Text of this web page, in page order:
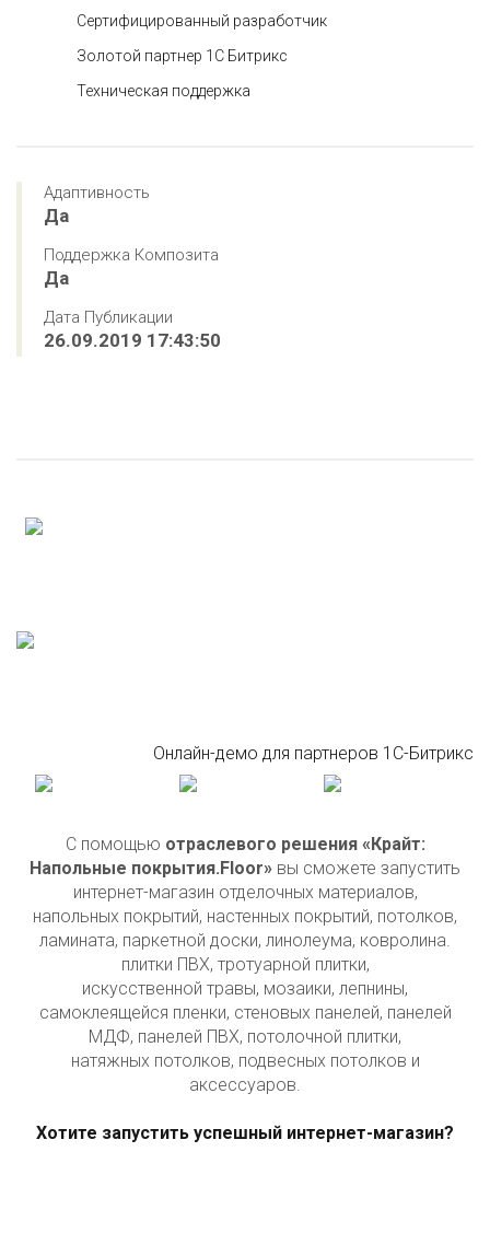
Сертифицированный разработчик
Золотой партнер 1C Битрикс
Техническая поддержка
Адаптивность
Да
Поддержка Композита
Да
Дата Публикации
26.09.2019 17:43:50
Онлайн-демо для партнеров 1С-Битрикс
С помощью отраслевого решения «Крайт:
Напольные покрытия.Floor» вы сможете запустить
интернет-магазин отделочных материалов,
напольных покрытий, настенных покрытий, потолков,
ламината, паркетной доски, линолеума, ковролина.
плитки ПВХ, тротуарной плитки,
искусственной травы, мозаики, лепнины,
самоклеящейся пленки, стеновых панелей, панелей
МДФ, панелей ПВХ, потолочной плитки,
натяжных потолков, подвесных потолков и
аксессуаров.
Хотите запустить успешный интернет-магазин?